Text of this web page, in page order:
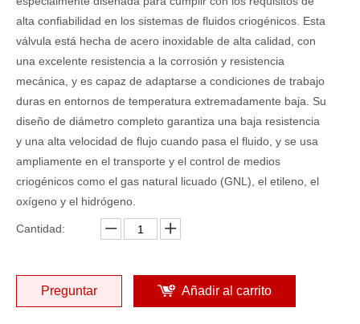
alta confiabilidad en los sistemas de fluidos criogénicos. Esta
válvula está hecha de acero inoxidable de alta calidad, con
una excelente resistencia a la corrosión y resistencia
mecánica, y es capaz de adaptarse a condiciones de trabajo
duras en entornos de temperatura extremadamente baja. Su
diseño de diámetro completo garantiza una baja resistencia
y una alta velocidad de flujo cuando pasa el fluido, y se usa
ampliamente en el transporte y el control de medios
criogénicos como el gas natural licuado (GNL), el etileno, el
oxígeno y el hidrógeno.
Cantidad:
Preguntar Añadir al carrito